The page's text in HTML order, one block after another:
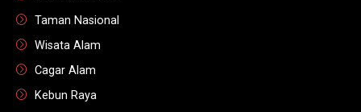
Taman Nasional
Wisata Alam
Cagar Alam
Kebun Raya